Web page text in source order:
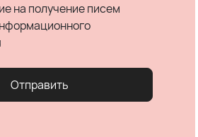
на получение писем
Отправить